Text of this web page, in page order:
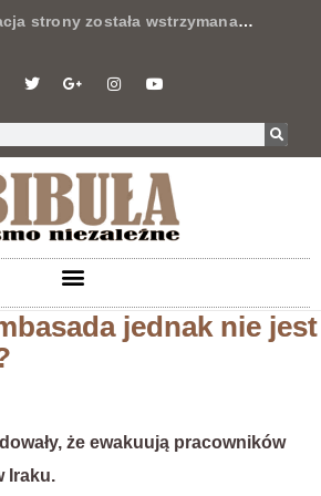
została wstrzymana…
jednak nie jest
że ewakuują pracowników
Iraku.